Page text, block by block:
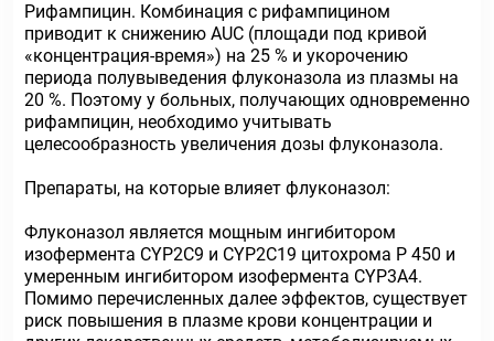
Рифампицин. Комбинация с рифампицином
приводит к снижению AUC (площади под кривой
«концентрация-время») на 25 % и укорочению
периода полувыведения флуконазола из плазмы на
20 %. Поэтому у больных, получающих одновременно
рифампицин, необходимо учитывать
целесообразность увеличения дозы флуконазола.
Препараты, на которые влияет флуконазол:
Флуконазол является мощным ингибитором
изофермента CYP2C9 и CYP2C19 цитохрома Р 450 и
умеренным ингибитором изофермента CYP3A4.
Помимо перечисленных далее эффектов, существует
риск повышения в плазме крови концентрации и